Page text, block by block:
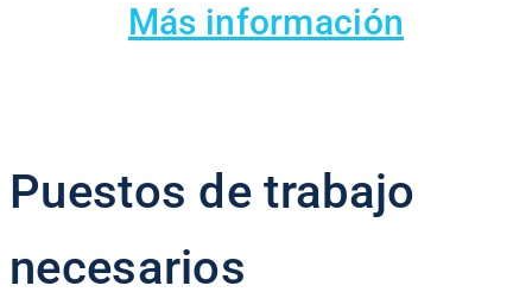
Más información
Puestos de trabajo
necesarios